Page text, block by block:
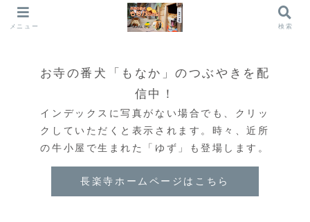
お寺の番犬「もなか」のつぶやきを配
信中！
インデックスに写真がない場合でも、クリッ
クしていただくと表示されます。時々、近所
の牛小屋で生まれた「ゆず」も登場します。
長楽寺ホームページはこちら
メニュー 検索